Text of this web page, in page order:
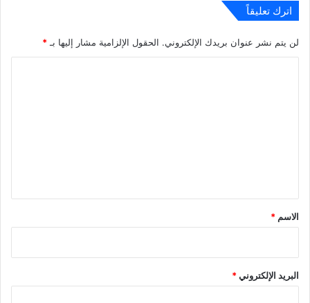
اترك تعليقاً
لن يتم نشر عنوان بريدك الإلكتروني. الحقول الإلزامية مشار إليها بـ *
*
الاسم *
البريد الإلكتروني*